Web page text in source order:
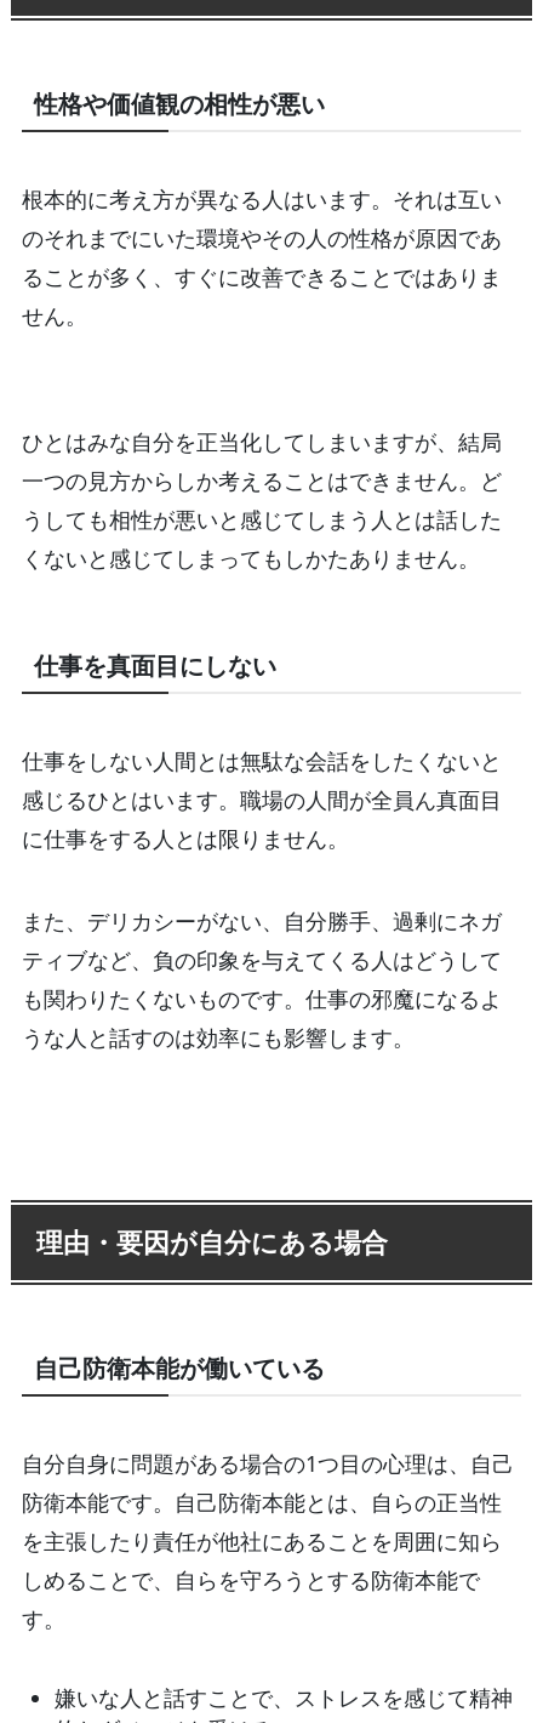
性格や価値観の相性が悪い
根本的に考え方が異なる人はいます。それは互い
のそれまでにいた環境やその人の性格が原因であ
ることが多く、すぐに改善できることではありま
せん。
ひとはみな自分を正当化してしまいますが、結局
一つの見方からしか考えることはできません。ど
うしても相性が悪いと感じてしまう人とは話した
くないと感じてしまってもしかたありません。
仕事を真面目にしない
仕事をしない人間とは無駄な会話をしたくないと
感じるひとはいます。職場の人間が全員ん真面目
に仕事をする人とは限りません。
また、デリカシーがない、自分勝手、過剰にネガ
ティブなど、負の印象を与えてくる人はどうして
も関わりたくないものです。仕事の邪魔になるよ
うな人と話すのは効率にも影響します。
理由・要因が自分にある場合
自己防衛本能が働いている
自分自身に問題がある場合の1つ目の心理は、自己
防衛本能です。自己防衛本能とは、自らの正当性
を主張したり責任が他社にあることを周囲に知ら
しめることで、自らを守ろうとする防衛本能で
す。
嫌いな人と話すことで、ストレスを感じて精神